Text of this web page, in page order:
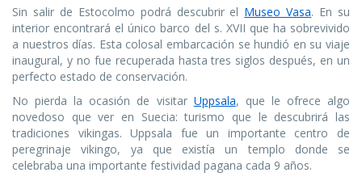
Sin salir de Estocolmo podrá descubrir el Museo Vasa. En su
interior encontrará el único barco del s. XVII que ha sobrevivido
a nuestros días. Esta colosal embarcación se hundió en su viaje
inaugural, y no fue recuperada hasta tres siglos después, en un
perfecto estado de conservación.
No pierda la ocasión de visitar Uppsala, que le ofrece algo
novedoso que ver en Suecia: turismo que le descubrirá las
tradiciones vikingas. Uppsala fue un importante centro de
peregrinaje vikingo, ya que existía un templo donde se
celebraba una importante festividad pagana cada 9 años.